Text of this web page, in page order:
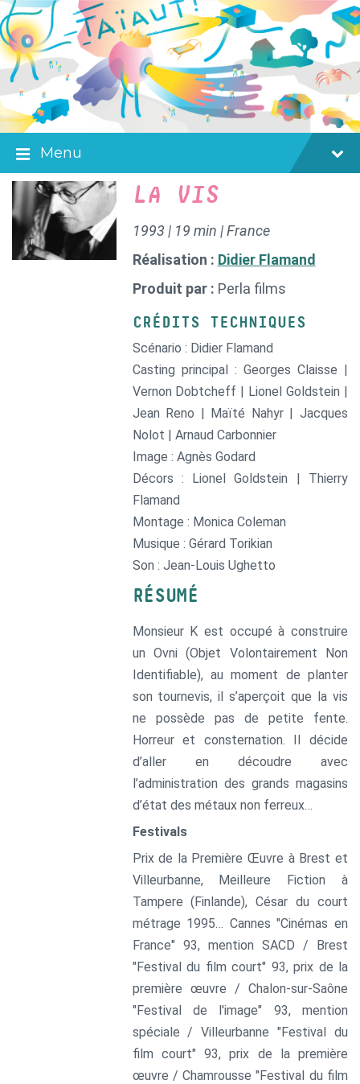
Skip
to
content
Skip
to
main
navigation
Skip
to
footer
Menu
LA VIS
1993 | 19 min | France
Réalisation : Didier Flamand
Produit par : Perla films
CRÉDITS TECHNIQUES
Scénario : Didier Flamand
Casting principal : Georges Claisse |
Vernon Dobtcheff | Lionel Goldstein |
Jean Reno | Maïté Nahyr | Jacques
Nolot | Arnaud Carbonnier
Image : Agnès Godard
Décors : Lionel Goldstein | Thierry
Flamand
Montage : Monica Coleman
Musique : Gérard Torikian
Son : Jean-Louis Ughetto
RÉSUMÉ
Monsieur K est occupé à construire
un Ovni (Objet Volontairement Non
Identifiable), au moment de planter
son tournevis, il s’aperçoit que la vis
ne possède pas de petite fente.
Horreur et consternation. Il décide
d’aller en découdre avec
l’administration des grands magasins
d’état des métaux non ferreux…
Festivals
Prix de la Première Œuvre à Brest et
Villeurbanne, Meilleure Fiction à
Tampere (Finlande), César du court
métrage 1995… Cannes "Cinémas en
France" 93, mention SACD / Brest
"Festival du film court" 93, prix de la
première œuvre / Chalon-sur-Saône
"Festival de l'image" 93, mention
spéciale / Villeurbanne "Festival du
film court" 93, prix de la première
œuvre / Chamrousse "Festival du film